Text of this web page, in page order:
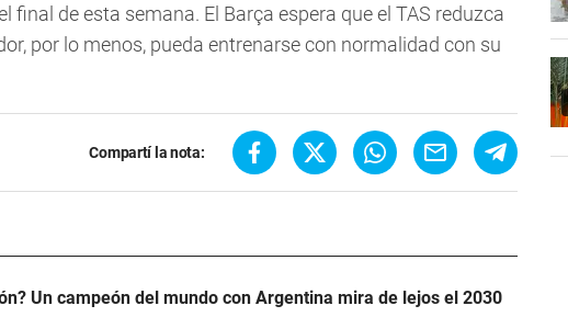
final de esta semana. El Barça espera que el TAS reduzca
por lo menos, pueda entrenarse con normalidad con su
Compartí la nota:
Un campeón del mundo con Argentina mira de lejos el 2030